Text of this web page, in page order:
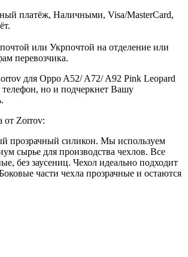
платёж, Наличными, Visa/MasterCard,
или Укрпочтой на отделение или
перевозчика.
для Oppo A52/ A72/ A92 Pink Leopard
телефон, но и подчеркнет Вашу
от Zorrov:
прозрачный силикон. Мы используем
сырье для производства чехлов. Все
без заусениц. Чехол идеально подходит
части чехла прозрачные и остаются